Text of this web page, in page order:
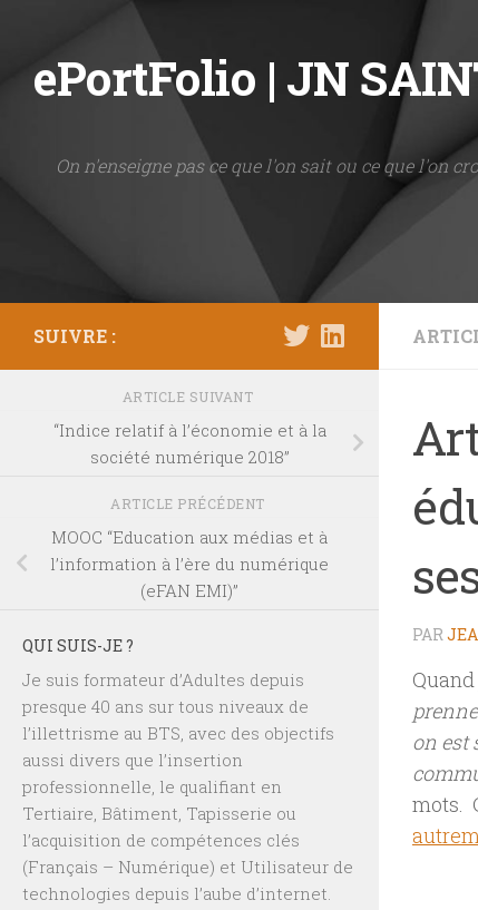
Skip to content
ePortFolio | JN
On n'enseigne pas ce que l'on sait ou ce que l'on
PAR
Quand
on est
mots.
SUIVRE :
ARTICLE SUIVANT
“Indice relatif à l’économie et à la
société numérique 2018”
ARTICLE PRÉCÉDENT
MOOC “Education aux médias et à
l’information à l’ère du numérique
(eFAN EMI)”
QUI SUIS-JE ?
Je suis formateur d’Adultes depuis
presque 40 ans sur tous niveaux de
l’illettrisme au BTS, avec des objectifs
aussi divers que l’insertion
professionnelle, le qualifiant en
Tertiaire, Bâtiment, Tapisserie ou
l’acquisition de compétences clés
(Français – Numérique) et Utilisateur de
technologies depuis l’aube d’internet.